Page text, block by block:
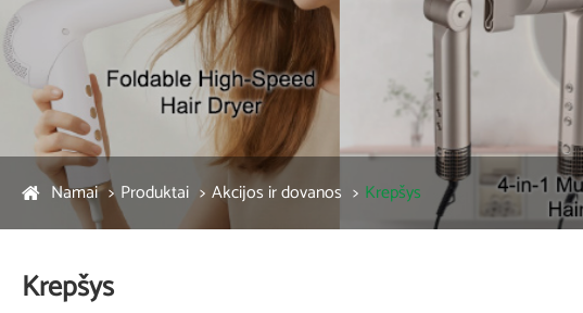
Namai Produktai Akcijos ir dovanos Krepšys
Krepšys